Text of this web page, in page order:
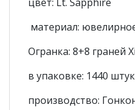
материал:
Огранка: 8+8 граней
в упаковке: 1440 штук
производство: